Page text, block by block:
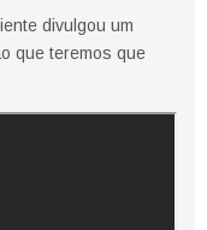
divulgou um
que teremos que